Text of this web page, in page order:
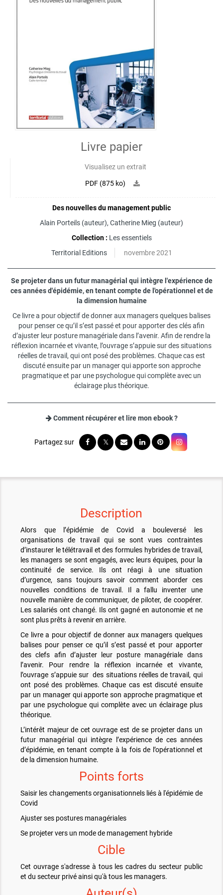
Livre papier
Visualisez un extrait
PDF (875 ko)
Des nouvelles du management public
Alain Porteils (auteur), Catherine Mieg (auteur)
Collection : Les essentiels
Territorial Editions
novembre 2021
Se projeter dans un futur managérial qui intègre l'expérience de
ces années d'épidémie, en tenant compte de l'opérationnel et de
la dimension humaine
Ce livre a pour objectif de donner aux managers quelques balises
pour penser ce qu’il s’est passé et pour apporter des clés afin
d’ajuster leur posture managériale dans l’avenir. Afin de rendre la
réflexion incarnée et vivante, l’ouvrage s’appuie sur des situations
réelles de travail, qui ont posé des problèmes. Chaque cas est
discuté ensuite par un manager qui apporte son approche
pragmatique et par une psychologue qui complète avec un
éclairage plus théorique.
Comment récupérer et lire mon ebook ?
Description
Alors que l’épidémie de Covid a bouleversé les
organisations de travail qui se sont vues contraintes
d’instaurer le télétravail et des formules hybrides de travail,
les managers se sont engagés, avec leurs équipes, pour la
continuité de service. Ils ont réagi à une situation
d’urgence, sans toujours savoir comment aborder ces
nouvelles conditions de travail. Il a fallu inventer une
nouvelle manière de communiquer, de piloter, de coopérer.
Les salariés ont changé. Ils ont gagné en autonomie et ne
sont plus prêts à revenir en arrière.
Ce livre a pour objectif de donner aux managers quelques
balises pour penser ce qu’il s’est passé et pour apporter
des clefs afin d’ajuster leur posture managériale dans
l’avenir. Pour rendre la réflexion incarnée et vivante,
l’ouvrage s’appuie sur des situations réelles de travail, qui
ont posé des problèmes. Chaque cas est discuté ensuite
par un manager qui apporte son approche pragmatique et
par une psychologue qui complète avec un éclairage plus
théorique.
L’intérêt majeur de cet ouvrage est de se projeter dans un
futur managérial qui intègre l’expérience de ces années
d’épidémie, en tenant compte à la fois de l’opérationnel et
de la dimension humaine.
Points forts
Saisir les changements organisationnels liés à l'épidémie de
Covid
Ajuster ses postures managériales
Se projeter vers un mode de management hybride
Cible
Cet ouvrage s'adresse à tous les cadres du secteur public
et du secteur privé ainsi qu'à tous les managers.